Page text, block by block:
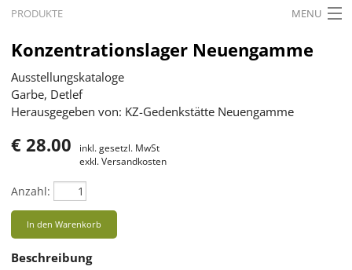
PRODUKTE MENU
STARTSEITE
AKTUELLES
AUSSTELLUNGEN
GESCHICHTE
FORSCHUNG
SERVICE
Konzentrationslager Neuengamme
Ausstellungskataloge
Garbe, Detlef
Herausgegeben von: KZ-Gedenkstätte Neuengamme
€ 28.00
inkl. gesetzl. MwSt
exkl. Versandkosten
Anzahl:
In den Warenkorb
Beschreibung